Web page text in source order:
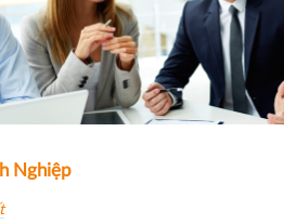
Nghiệp